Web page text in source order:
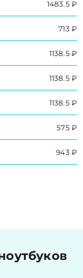
1483.5 ₽
713 ₽
1138.5 ₽
1138.5 ₽
1138.5 ₽
575 ₽
943 ₽